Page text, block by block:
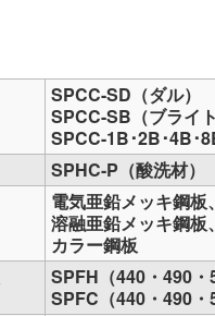
SPCC-SD（ダル）
SPCC-SB（ブライ
SPCC-1B･2B･4B･
SPHC-P（酸洗材）
電気亜鉛メッキ鋼
溶融亜鉛メッキ鋼
カラー鋼板
SPFH（440・490
SPFC（440・490